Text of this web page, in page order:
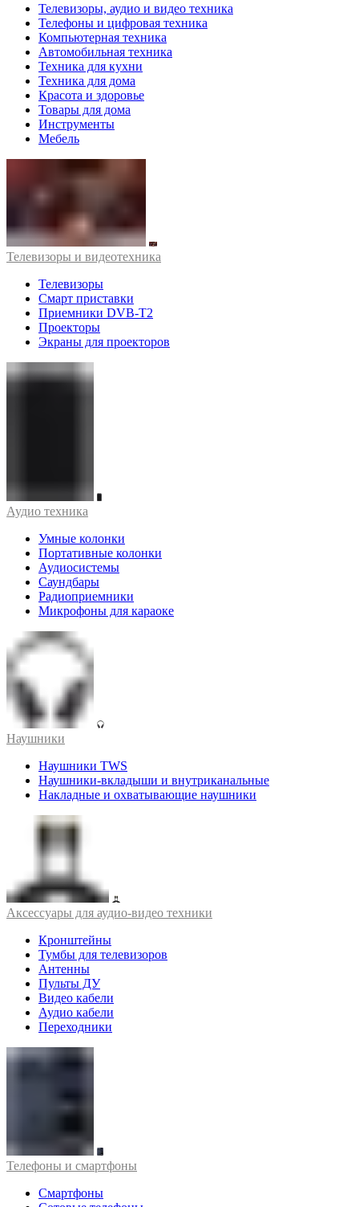
Телевизоры, аудио и видео техника
Телефоны и цифровая техника
Компьютерная техника
Автомобильная техника
Техника для кухни
Техника для дома
Красота и здоровье
Товары для дома
Инструменты
Мебель
Телевизоры и видеотехника
Телевизоры
Смарт приставки
Приемники DVB-T2
Проекторы
Экраны для проекторов
Аудио техника
Умные колонки
Портативные колонки
Аудиосистемы
Саундбары
Радиоприемники
Микрофоны для караоке
Наушники
Наушники TWS
Наушники-вкладыши и внутриканальные
Накладные и охватывающие наушники
Аксессуары для аудио-видео техники
Кронштейны
Тумбы для телевизоров
Антенны
Пульты ДУ
Видео кабели
Аудио кабели
Переходники
Телефоны и смартфоны
Смартфоны